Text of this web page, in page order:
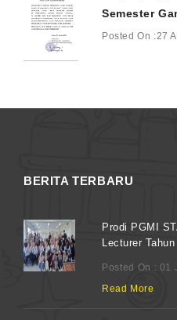
Semester
Posted On :27
BERITA TERBARU
Prodi PGMI
Lecturer
Posted On : 01
Read More